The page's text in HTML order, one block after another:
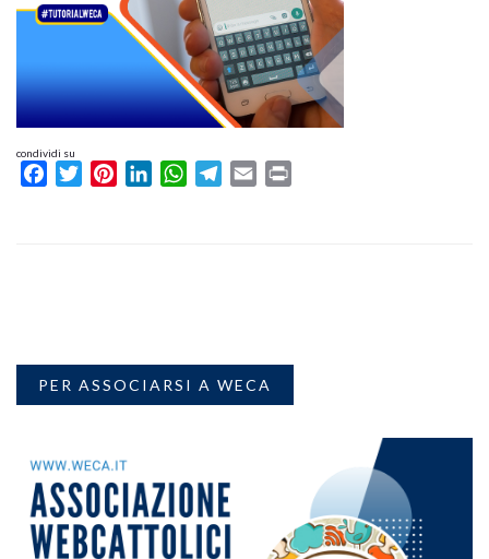
condividi su
FacebookTwitterPinterestLinkedInWhatsAppTelegram
Email
PER ASSOCIARSI A WECA